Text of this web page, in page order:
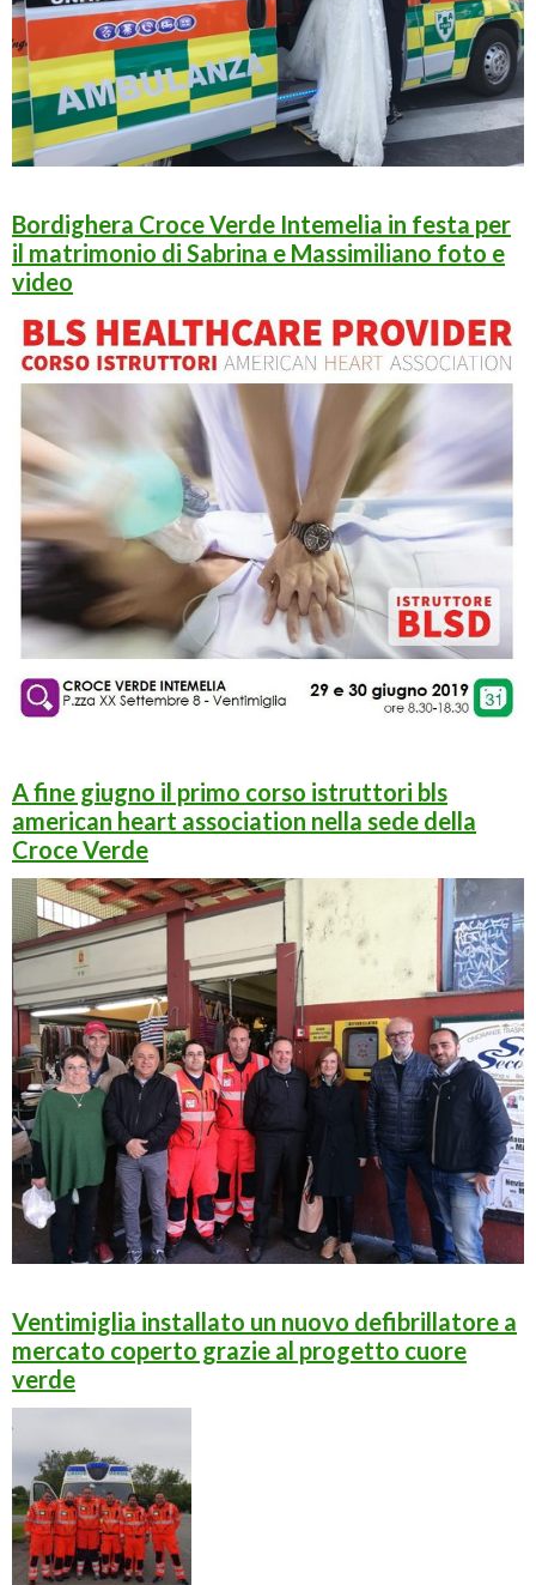
Bordighera Croce Verde Intemelia in festa per
il matrimonio di Sabrina e Massimiliano foto e
video
A fine giugno il primo corso istruttori bls
american heart association nella sede della
Croce Verde
Ventimiglia installato un nuovo defibrillatore a
mercato coperto grazie al progetto cuore
verde